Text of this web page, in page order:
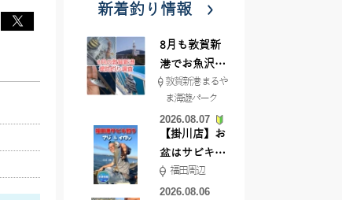
新着釣り情報
8月も敦賀新
港でお魚沢山
♪ イシグロ彦
根店
敦賀新港 まるや
ま海遊パーク
2026.08.07
【掛川店】お
盆はサビキ釣
りいきません
か?
福田周辺
2026.08.06